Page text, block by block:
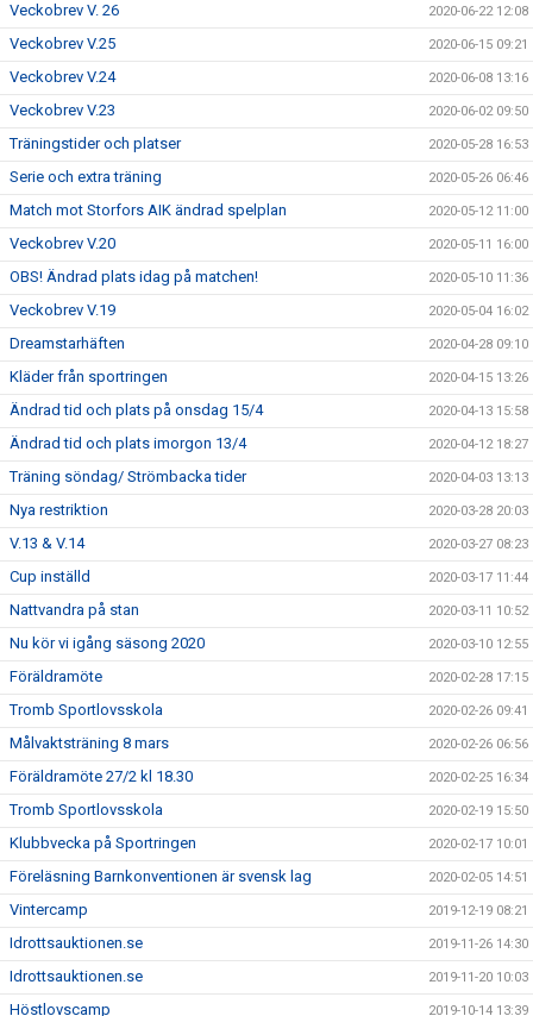
Veckobrev V. 26 2020-06-22 12:08
Veckobrev V.25 2020-06-15 09:21
Veckobrev V.24 2020-06-08 13:16
Veckobrev V.23 2020-06-02 09:50
Träningstider och platser 2020-05-28 16:53
Serie och extra träning 2020-05-26 06:46
Match mot Storfors AIK ändrad spelplan 2020-05-12 11:00
Veckobrev V.20 2020-05-11 16:00
OBS! Ändrad plats idag på matchen! 2020-05-10 11:36
Veckobrev V.19 2020-05-04 16:02
Dreamstarhäften 2020-04-28 09:10
Kläder från sportringen 2020-04-15 13:26
Ändrad tid och plats på onsdag 15/4 2020-04-13 15:58
Ändrad tid och plats imorgon 13/4 2020-04-12 18:27
Träning söndag/ Strömbacka tider 2020-04-03 13:13
Nya restriktion 2020-03-28 20:03
V.13 & V.14 2020-03-27 08:23
Cup inställd 2020-03-17 11:44
Nattvandra på stan 2020-03-11 10:52
Nu kör vi igång säsong 2020 2020-03-10 12:55
Föräldramöte 2020-02-28 17:15
Tromb Sportlovsskola 2020-02-26 09:41
Målvaktsträning 8 mars 2020-02-26 06:56
Föräldramöte 27/2 kl 18.30 2020-02-25 16:34
Tromb Sportlovsskola 2020-02-19 15:50
Klubbvecka på Sportringen 2020-02-17 10:01
Föreläsning Barnkonventionen är svensk lag 2020-02-05 14:51
Vintercamp 2019-12-19 08:21
Idrottsauktionen.se 2019-11-26 14:30
Idrottsauktionen.se 2019-11-20 10:03
Höstlovscamp 2019-10-14 13:39